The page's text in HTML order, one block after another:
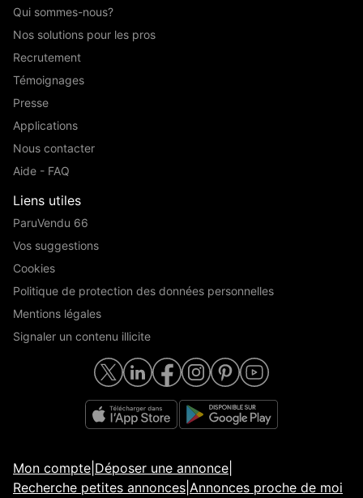
Qui sommes-nous?
Nos solutions pour les pros
Recrutement
Témoignages
Presse
Applications
Nous contacter
Aide - FAQ
Liens utiles
ParuVendu 66
Vos suggestions
Cookies
Politique de protection des données personnelles
Mentions légales
Signaler un contenu illicite
Mon compte Déposer une annonce
Recherche petites annonces Annonces proche de moi